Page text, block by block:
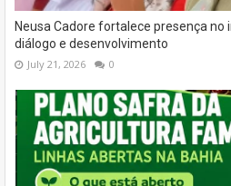
Neusa Cadore fortalece presença no
diálogo e desenvolvimento
July 21, 2026 0